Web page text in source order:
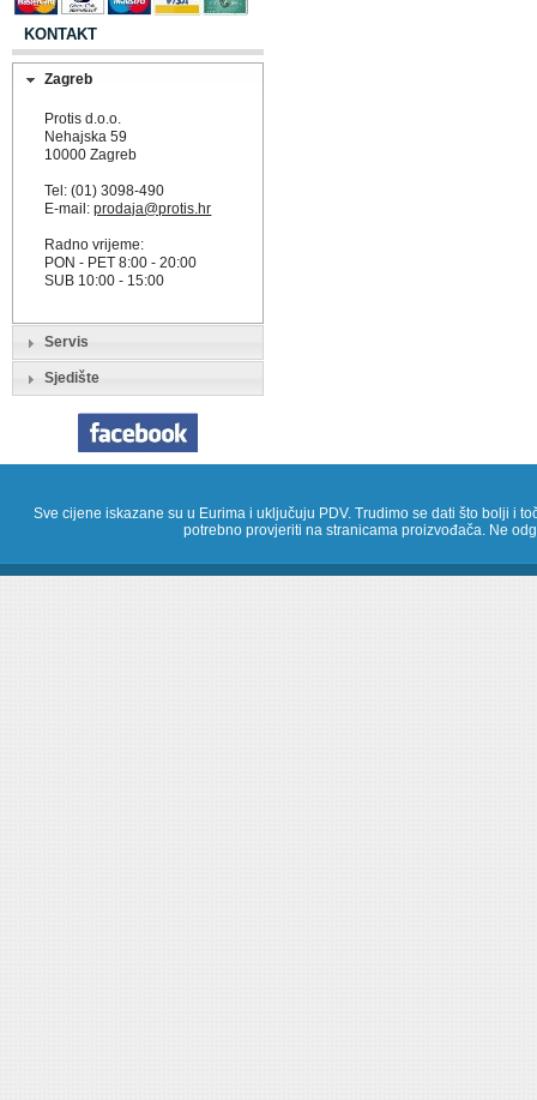
KONTAKT
Zagreb
Protis d.o.o.
Nehajska 59
10000 Zagreb
Tel: (01) 3098-490
E-mail:prodaja@protis.hr
Radno vrijeme:
PON - PET 8:00 - 20:00
SUB 10:00 - 15:00
Servis
Sjedište
Sve cijene iskazane su u Eurima i uključuju PDV. Trudimo se dati što bolji i
potrebno provjeriti na stranicama proizvođača. Ne